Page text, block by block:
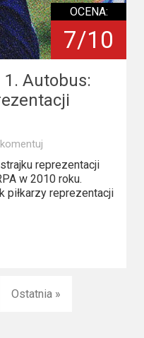
OCENA:
7/10
1. Autobus:
reprezentacji
w 2010 roku.
piłkarzy reprezentacji
Ostatnia »